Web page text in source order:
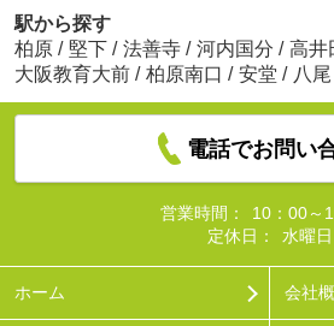
駅から探す
柏原 / 堅下 / 法善寺 / 河内国分 / 高井
大阪教育大前 / 柏原南口 / 安堂 / 八尾
電話でお問い
営業時間：
10：00～
定休日：
水曜日
ホーム 会社